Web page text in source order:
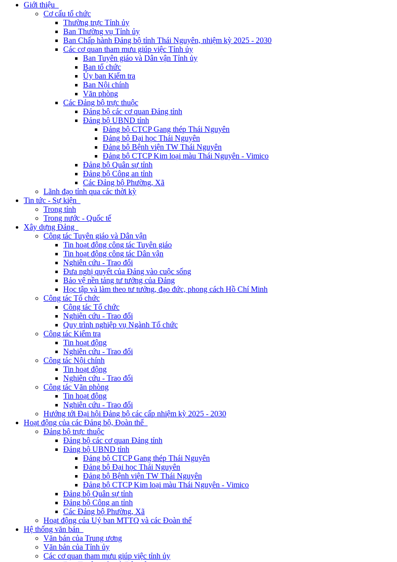
Giới thiệu
Cơ cấu tổ chức
Thường trực Tỉnh ủy
Ban Thường vụ Tỉnh ủy
Ban Chấp hành Đảng bộ tỉnh Thái Nguyên, nhiệm kỳ 2025 - 2030
Các cơ quan tham mưu giúp việc Tỉnh ủy
Ban Tuyên giáo và Dân vận Tỉnh ủy
Ban tổ chức
Ủy ban Kiểm tra
Ban Nội chính
Văn phòng
Các Đảng bộ trực thuộc
Đảng bộ các cơ quan Đảng tỉnh
Đảng bộ UBND tỉnh
Đảng bộ CTCP Gang thép Thái Nguyên
Đảng bộ Đại học Thái Nguyên
Đảng bộ Bệnh viện TW Thái Nguyên
Đảng bộ CTCP Kim loại màu Thái Nguyên - Vimico
Đảng bộ Quân sự tỉnh
Đảng bộ Công an tỉnh
Các Đảng bộ Phường, Xã
Lãnh đạo tỉnh qua các thời kỳ
Tin tức - Sự kiện
Trong tỉnh
Trong nước - Quốc tế
Xây dựng Đảng
Công tác Tuyên giáo và Dân vận
Tin hoạt động công tác Tuyên giáo
Tin hoạt động công tác Dân vận
Nghiên cứu - Trao đổi
Đưa nghị quyết của Đảng vào cuộc sống
Bảo vệ nền tảng tư tưởng của Đảng
Học tập và làm theo tư tưởng, đạo đức, phong cách Hồ Chí Minh
Công tác Tổ chức
Công tác Tổ chức
Nghiên cứu - Trao đổi
Quy trình nghiệp vụ Ngành Tổ chức
Công tác Kiểm tra
Tin hoạt động
Nghiên cứu - Trao đổi
Công tác Nội chính
Tin hoạt động
Nghiên cứu - Trao đổi
Công tác Văn phòng
Tin hoạt động
Nghiên cứu - Trao đổi
Hướng tới Đại hội Đảng bộ các cấp nhiệm kỳ 2025 - 2030
Hoạt động của các Đảng bộ, Đoàn thể
Đảng bộ trực thuộc
Đảng bộ các cơ quan Đảng tỉnh
Đảng bộ UBND tỉnh
Đảng bộ CTCP Gang thép Thái Nguyên
Đảng bộ Đại học Thái Nguyên
Đảng bộ Bệnh viện TW Thái Nguyên
Đảng bộ CTCP Kim loại màu Thái Nguyên - Vimico
Đảng bộ Quân sự tỉnh
Đảng bộ Công an tỉnh
Các Đảng bộ Phường, Xã
Hoạt động của Uỷ ban MTTQ và các Đoàn thể
Hệ thống văn bản
Văn bản của Trung ương
Văn bản của Tỉnh ủy
Các cơ quan tham mưu giúp việc tỉnh ủy